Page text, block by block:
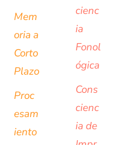
Mem
oria a
Corto
Plazo
Proc
esam
iento
cienc
ia
Fonol
ógica
Cons
cienc
ia de